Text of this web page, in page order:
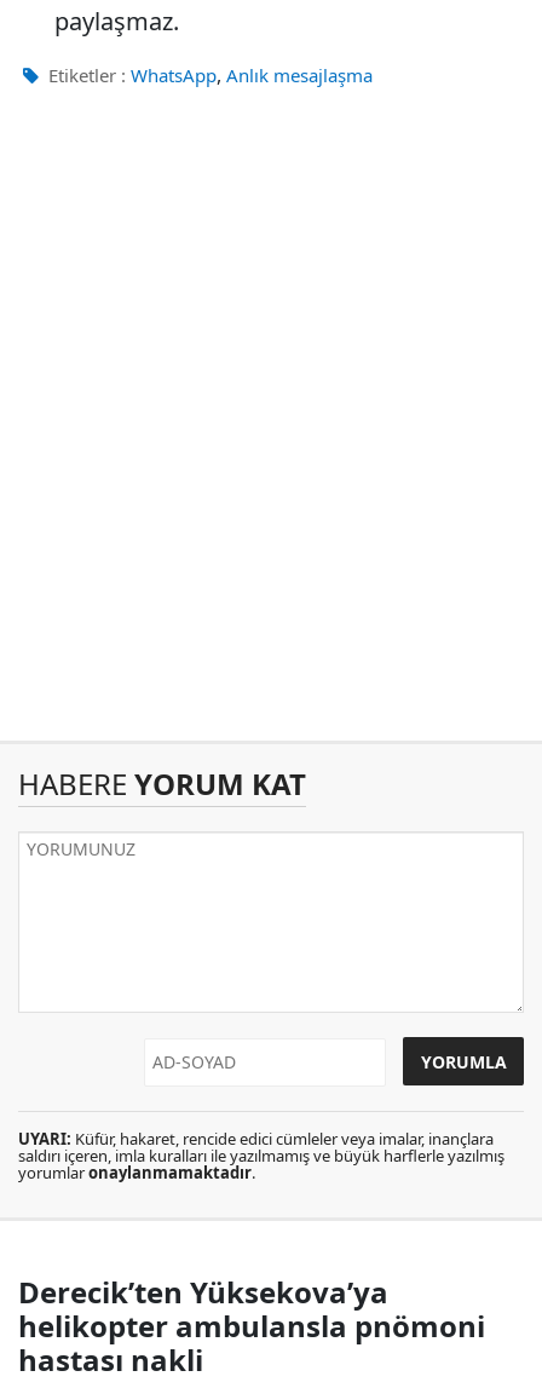
paylaşmaz.
Etiketler : WhatsApp, Anlık mesajlaşma
HABERE YORUM KAT
UYARI: Küfür, hakaret, rencide edici cümleler veya imalar, inançlara
saldırı içeren, imla kuralları ile yazılmamış ve büyük harflerle yazılmış
yorumlaronaylanmamaktadır.
Derecik’ten Yüksekova’ya
helikopter ambulansla pnömoni
hastası nakli